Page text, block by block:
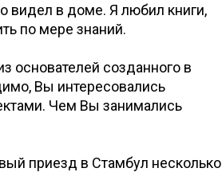
видел в доме. Я любил книги,
по мере знаний.
основателей созданного в
Вы интересовались
Чем Вы занимались
приезд в Стамбул несколько